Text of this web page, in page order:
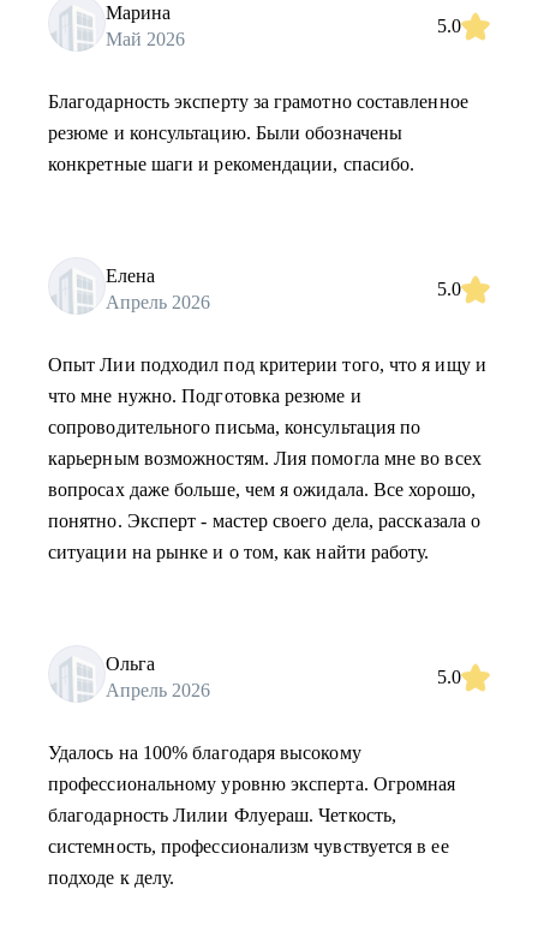
Марина
Май 2026
5.0
Благодарность эксперту за грамотно составленное
резюме и консультацию. Были обозначены
конкретные шаги и рекомендации, спасибо.
Елена
Апрель 2026
5.0
Опыт Лии подходил под критерии того, что я ищу и
что мне нужно. Подготовка резюме и
сопроводительного письма, консультация по
карьерным возможностям. Лия помогла мне во всех
вопросах даже больше, чем я ожидала. Все хорошо,
понятно. Эксперт - мастер своего дела, рассказала о
ситуации на рынке и о том, как найти работу.
Ольга
Апрель 2026
5.0
Удалось на 100% благодаря высокому
профессиональному уровню эксперта. Огромная
благодарность Лилии Флуераш. Четкость,
системность, профессионализм чувствуется в ее
подходе к делу.